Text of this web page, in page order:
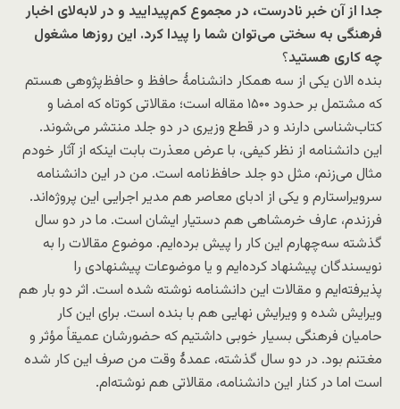
جدا از آن خبر نادرست، در مجموع کم‌پیدایید و در لابه‌لای اخبار
فرهنگی به سختی می‌توان شما را پیدا کرد. این روزها مشغول
چه کاری هستید؟
بنده الان یکی از سه همکار دانشنامۀ حافظ و حافظ‌پژوهی هستم
که مشتمل بر حدود ۱۵۰۰ مقاله است؛ مقالاتی کوتاه که امضا و
کتاب‌شناسی دارند و در قطع وزیری در دو جلد منتشر می‌شوند.
این دانشنامه از نظر کیفی، با عرض معذرت بابت اینکه از آثار خودم
مثال می‌زنم، مثل دو جلد حافظ‌‌‌نامه است. من در این دانشنامه
سرویراستارم و یکی از ادبای معاصر هم مدیر اجرایی این پروژه‌اند.
فرزندم، عارف خرمشاهی هم دستیار ایشان است. ما در دو سال
گذشته سه‌چهارم این کار را پیش برده‌ایم. موضوع مقالات را به
نویسندگان پیشنهاد کرده‌ایم و یا موضوعات پیشنهادی را
پذیرفته‌ایم و مقالات این دانشنامه نوشته شده است. اثر دو بار هم
ویرایش شده و ویرایش نهایی هم با بنده است. برای این کار
حامیان فرهنگی بسیار خوبی داشتیم که حضورشان عمیقاً مؤثر و
مغتنم بود. در دو سال گذشته، عمدۀ وقت من صرف این کار شده
است اما در کنار این دانشنامه، مقالاتی هم نوشته‌ام.